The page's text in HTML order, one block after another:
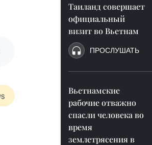
Таиланд совершает
официальный
визит во Вьетнам
ПРОСЛУШАТЬ
Вьетнамские
рабочие отважно
спасли человека во
время
землетрясения в